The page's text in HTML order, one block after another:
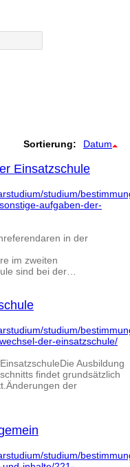
Sortierung: Datum
Einsatzschule
studium/
aufgaben-der-
in der
im zweiten
sind bei der…
studium/
der-einsatzschule/
Ausbildung
findet grundsätzlich
der
studium/